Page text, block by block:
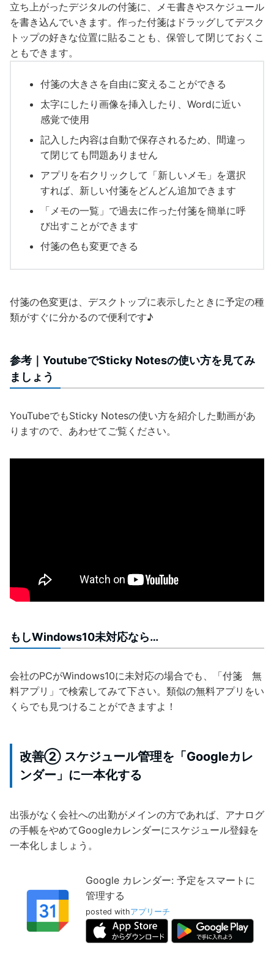
立ち上がったデジタルの付箋に、メモ書きやスケジュール
を書き込んでいきます。作った付箋はドラッグしてデスク
トップの好きな位置に貼ることも、保管して閉じておくこ
ともできます。
付箋の大きさを自由に変えることができる
太字にしたり画像を挿入したり、Wordに近い
感覚で使用
記入した内容は自動で保存されるため、間違っ
て閉じても問題ありません
アプリを右クリックして「新しいメモ」を選択
すれば、新しい付箋をどんどん追加できます
「メモの一覧」で過去に作った付箋を簡単に呼
び出すことができます
付箋の色も変更できる
付箋の色変更は、デスクトップに表示したときに予定の種
類がすぐに分かるので便利です♪
参考｜YoutubeでSticky Notesの使い方を見てみ
ましょう
YouTubeでもSticky Notesの使い方を紹介した動画があ
りますので、あわせてご覧ください。
もしWindows10未対応なら…
会社のPCがWindows10に未対応の場合でも、「付箋 無
料アプリ」で検索してみて下さい。類似の無料アプリをい
くらでも見つけることができますよ！
改善② スケジュール管理を「Googleカレ
ンダー」に一本化する
出張がなく会社への出勤がメインの方であれば、アナログ
の手帳をやめてGoogleカレンダーにスケジュール登録を
一本化しましょう。
Google カレンダー: 予定をスマートに
管理する
posted withアプリーチ